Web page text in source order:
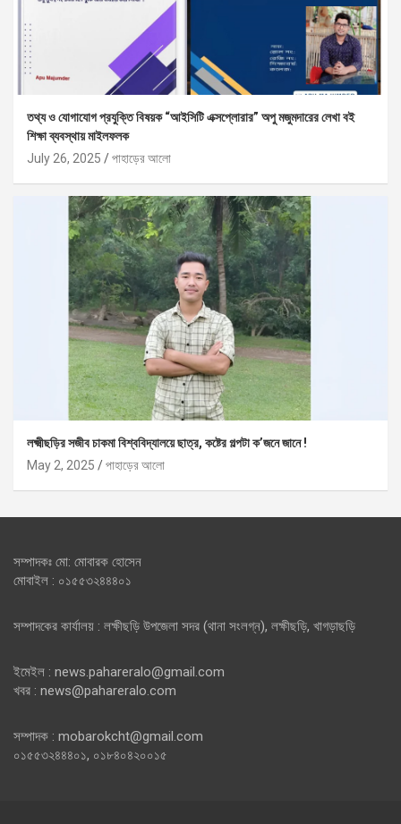
তথ্য ও যোগাযোগ প্রযুক্তি বিষয়ক “আইসিটি এক্সপ্লোরার” অপু মজুমদারের লেখা বই
শিক্ষা ব্যবস্থায় মাইলফলক
July 26, 2025
পাহাড়ের আলো
লক্ষ্মীছড়ির সজীব চাকমা বিশ্ববিদ্যালয়ে ছাত্র, কষ্টের গল্পটা ক’জনে জানে !
May 2, 2025
পাহাড়ের আলো
সম্পাদকঃ মো: মোবারক হোসেন
মোবাইল : ০১৫৫৩২৪৪৪০১
সম্পাদকের কার্যালয় : লক্ষীছড়ি উপজেলা সদর (থানা সংলগ্ন), লক্ষীছড়ি, খাগড়াছড়ি
ইমেইল : news.pahareralo@gmail.com
খবর : news@pahareralo.com
সম্পাদক : mobarokcht@gmail.com
০১৫৫৩২৪৪৪০১, ০১৮৪০৪২০০১৫